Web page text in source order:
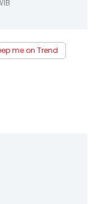
me on Trend